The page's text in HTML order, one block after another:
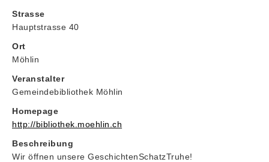
Strasse
Hauptstrasse 40
Ort
Möhlin
Veranstalter
Gemeindebibliothek Möhlin
Homepage
http://bibliothek.moehlin.ch
Beschreibung
Wir öffnen unsere GeschichtenSchatzTruhe!